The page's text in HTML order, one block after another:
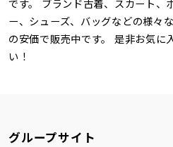
です。 ブランド古着、スカート、
ー、シューズ、バッグなどの様々
の安価で販売中です。 是非お気に
い！
グループサイト